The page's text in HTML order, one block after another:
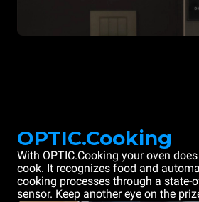
OPTIC.Cooking
With OPTIC.Cooking your oven
cook. It recognizes food and
cooking processes through a state-
sensor. Keep another eye on the